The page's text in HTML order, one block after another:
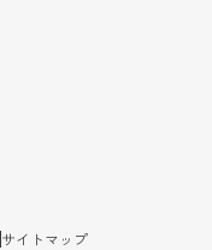
サイトマップ